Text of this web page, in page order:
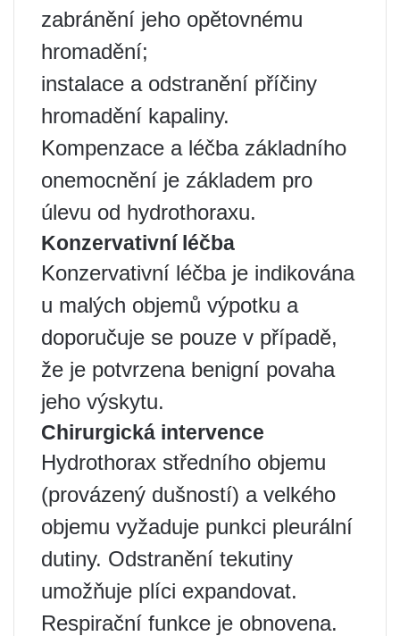
zabránění jeho opětovnému
hromadění;
instalace a odstranění příčiny
hromadění kapaliny.
Kompenzace a léčba základního
onemocnění je základem pro
úlevu od hydrothoraxu.
Konzervativní léčba
Konzervativní léčba je indikována
u malých objemů výpotku a
doporučuje se pouze v případě,
že je potvrzena benigní povaha
jeho výskytu.
Chirurgická intervence
Hydrothorax středního objemu
(provázený dušností) a velkého
objemu vyžaduje punkci pleurální
dutiny. Odstranění tekutiny
umožňuje plíci expandovat.
Respirační funkce je obnovena.